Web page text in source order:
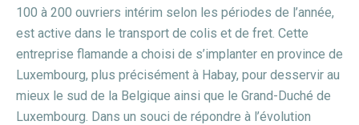
100 à 200 ouvriers intérim selon les périodes de l’année,
est active dans le transport de colis et de fret. Cette
entreprise flamande a choisi de s’implanter en province de
Luxembourg, plus précisément à Habay, pour desservir au
mieux le sud de la Belgique ainsi que le Grand-Duché de
Luxembourg. Dans un souci de répondre à l’évolution